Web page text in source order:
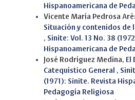
Hispanoamericana de
Vicente María Pedrosa
Situación y contenidos de
, Sinite: Vol. 13 No. 38
Hispanoamericana de
José Rodríguez Medina, El
Catequístico General ,
(1971): Sinite. Revista
Pedagogía Religiosa